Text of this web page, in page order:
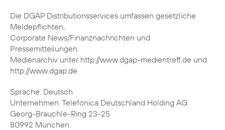
Die DGAP Distributionsservices umfassen gesetzliche
Meldepflichten,
Corporate News/Finanznachrichten und
Pressemitteilungen.
Medienarchiv unter http://www.dgap-medientreff.de und
http://www.dgap.de
Sprache: Deutsch
Unternehmen: Telefónica Deutschland Holding AG
Georg-Brauchle-Ring 23-25
80992 München